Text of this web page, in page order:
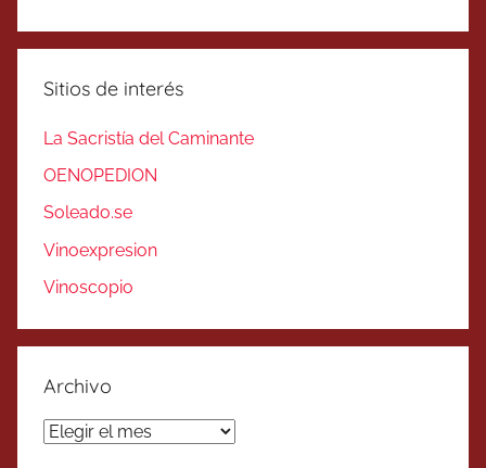
Sitios de interés
La Sacristía del Caminante
OENOPEDION
Soleado.se
Vinoexpresion
Vinoscopio
Archivo
Archivo